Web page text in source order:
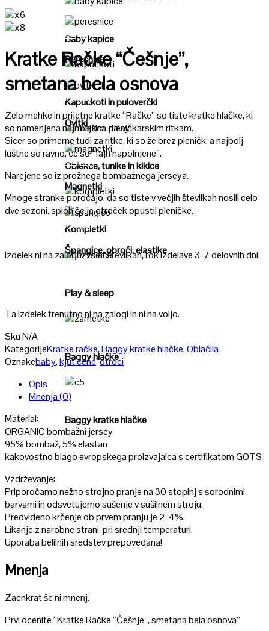
Poglej
Baby kapice
Poglej
Kapuckoti in puloverčki
Poglej
Oblekce, tunike in kiklce
Poglej
Kompletki
Play & sleep
Baggy hlačke
Poglej
Baggy kratke hlačke
Poglej
Peresnice
Poglej
Ovitki
Poglej
Magnetki
Poglej
Špangice, obroči, elastike
Kratke Račke “Češnje”,
smetana bela osnova
Zelo mehke in prijetne kratke “Račke” so tiste kratke hlačke, ki
so namenjena najmlajšim, pleničkarskim ritkam.
Sicer so primerne tudi za ritke, ki so že brez pleničk, a najbolj
luštne so ravno, če so “fajn napolnjene”.
Narejene so iz prožnega bombažnega jerseya.
Mnoge stranke poročajo, da so tiste v večjih številkah nosili celo
dve sezoni, sploh če je otroček opustil pleničke.
Izdelek ni na zalogi v vseh številkah, rok izdelave 3-7 delovnih dni.
Ta izdelek trenutno ni na zalogi in ni na voljo.
SkuN/A
KategorijeKratke račke,Baggy kratke hlačke,Oblačila
Oznakebaby,kjut cene,otroci
Opis
Mnenja (0)
Material:
ORGANIC bombažni jersey
95% bombaž, 5% elastan
kakovostno blago evropskega proizvajalca s certifikatom GOTS
Vzdrževanje:
Priporočamo nežno strojno pranje na 30 stopinj s sorodnimi
barvami in odsvetujemo sušenje v sušilnem stroju.
Predvideno krčenje ob prvem pranju je 2-4%.
Likanje z narobne strani, pri srednji temperaturi.
Uporaba belilnih sredstev prepovedana!
Mnenja
Zaenkrat še ni mnenj.
Prvi ocenite “Kratke Račke “Češnje”, smetana bela osnova”